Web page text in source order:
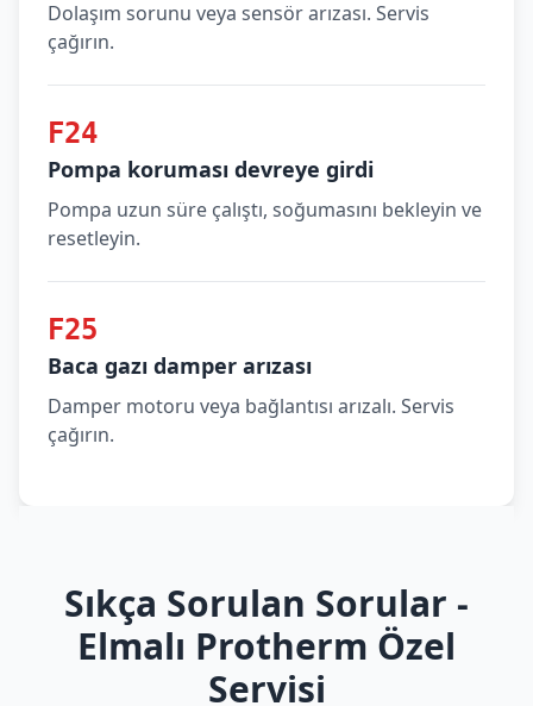
Dolaşım sorunu veya sensör arızası. Servis
çağırın.
F24
Pompa koruması devreye girdi
Pompa uzun süre çalıştı, soğumasını bekleyin ve
resetleyin.
F25
Baca gazı damper arızası
Damper motoru veya bağlantısı arızalı. Servis
çağırın.
Sıkça Sorulan Sorular -
Elmalı Protherm Özel
Servisi